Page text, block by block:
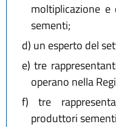
moltiplicazione e
sementi;
d) un esperto del
e) tre
operano nella
f) tre
produttori